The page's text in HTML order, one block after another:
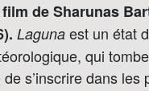
de Sharunas
Laguna est un état
qui
s’inscrire dans les